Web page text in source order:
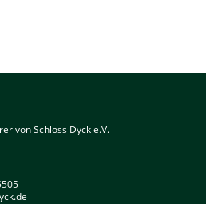
von Schloss Dyck e.V.